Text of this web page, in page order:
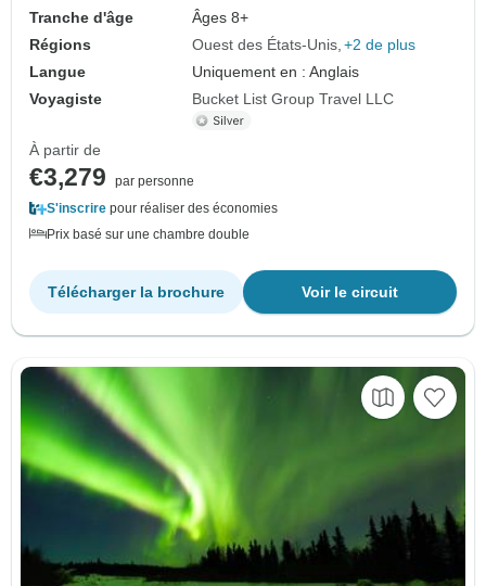
Tranche d'âge
Âges 8+
Régions
Ouest des États-Unis +2 de plus
Langue
Uniquement en : Anglais
Voyagiste
Bucket List Group Travel LLC
À partir de
€3,279
par personne
S'inscrire pour réaliser des économies
Prix basé sur une chambre double
Voir le circuit
Télécharger la brochure